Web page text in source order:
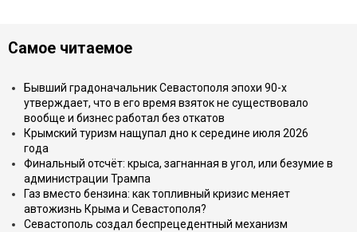
Самое читаемое
Бывший градоначальник Севастополя эпохи 90-х
утверждает, что в его время взяток не существовало
вообще и бизнес работал без откатов
Крымский туризм нащупал дно к середине июля 2026
года
Финальный отсчёт: крыса, загнанная в угол, или безумие в
администрации Трампа
Газ вместо бензина: как топливный кризис меняет
автожизнь Крыма и Севастополя?
Севастополь создал беспрецедентный механизм